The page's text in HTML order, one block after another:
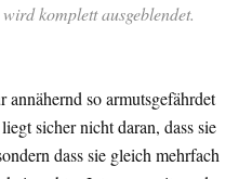
komplett ausgeblendet.
so armutsgefährdet
sicher nicht daran, dass sie
dass sie gleich mehrfach